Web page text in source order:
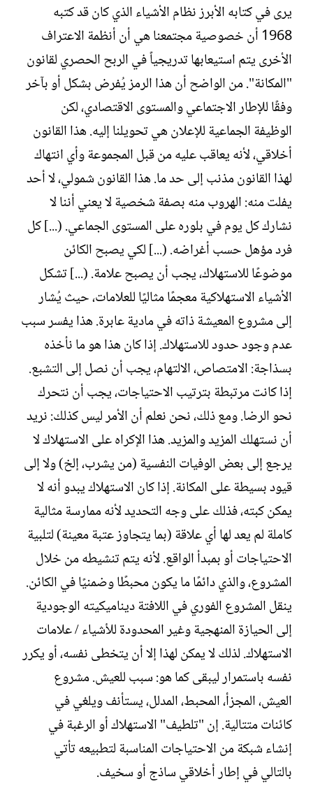
يرى في كتابه الأبرز نظام الأشياء الذي كان قد كتبه
1968 أن خصوصية مجتمعنا هي أن أنظمة الاعتراف
الأخرى يتم استيعابها تدريجياً في الربح الحصري لقانون
"المكانة". من الواضح أن هذا الرمز يُفرض بشكل أو بآخر
وفقًا للإطار الاجتماعي والمستوى الاقتصادي، لكن
الوظيفة الجماعية للإعلان هي تحويلنا إليه. هذا القانون
أخلاقي، لأنه يعاقب عليه من قبل المجموعة وأي انتهاك
لهذا القانون مذنب إلى حد ما. هذا القانون شمولي، لا أحد
يفلت منه: الهروب منه بصفة شخصية لا يعني أننا لا
نشارك كل يوم في بلوره على المستوى الجماعي. (...] كل
فرد مؤهل حسب أغراضه. (...] لكي يصبح الكائن
موضوعًا للاستهلاك، يجب أن يصبح علامة. (...] تشكل
الأشياء الاستهلاكية معجمًا مثاليًا للعلامات، حيث يُشار
إلى مشروع المعيشة ذاته في مادية عابرة. هذا يفسر سبب
عدم وجود حدود للاستهلاك. إذا كان هذا هو ما نأخذه
بسذاجة: الامتصاص، الالتهام، يجب أن نصل إلى التشبع.
إذا كانت مرتبطة بترتيب الاحتياجات، يجب أن نتحرك
نحو الرضا. ومع ذلك، نحن نعلم أن الأمر ليس كذلك: نريد
أن نستهلك المزيد والمزيد. هذا الإكراه على الاستهلاك لا
يرجع إلى بعض الوفيات النفسية (من يشرب، إلخ) ولا إلى
قيود بسيطة على المكانة. إذا كان الاستهلاك يبدو أنه لا
يمكن كبته، فذلك على وجه التحديد لأنه ممارسة مثالية
كاملة لم يعد لها أي علاقة (بما يتجاوز عتبة معينة) لتلبية
الاحتياجات أو بمبدأ الواقع. لأنه يتم تنشيطه من خلال
المشروع، والذي دائمًا ما يكون محبطًا وضمنيًا في الكائن.
ينقل المشروع الفوري في اللافتة ديناميكيته الوجودية
إلى الحيازة المنهجية وغير المحدودة للأشياء / علامات
الاستهلاك. لذلك لا يمكن لهذا إلا أن يتخطى نفسه، أو يكرر
نفسه باستمرار ليبقى كما هو: سبب للعيش. مشروع
العيش، المجزأ، المحبط، المدلل، يستأنف ويلغي في
كائنات متتالية. إن "تلطيف" الاستهلاك أو الرغبة في
إنشاء شبكة من الاحتياجات المناسبة لتطبيعه تأتي
بالتالي في إطار أخلاقي ساذج أو سخيف.